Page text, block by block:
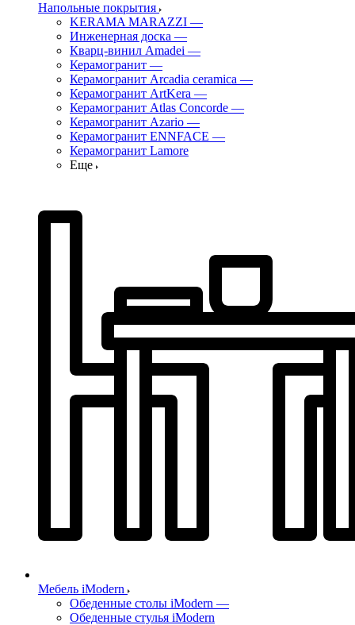
Напольные покрытия
KERAMA MARAZZI —
Инженерная доска —
Кварц-винил Amadei —
Керамогранит —
Керамогранит Arcadia ceramica —
Керамогранит ArtKera —
Керамогранит Atlas Concorde —
Керамогранит Azario —
Керамогранит ENNFACE —
Керамогранит Lamore
Еще
Мебель iModern
Обеденные столы iModern —
Обеденные стулья iModern